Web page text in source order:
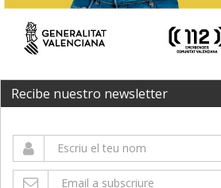
Recibe nuestro newsletter